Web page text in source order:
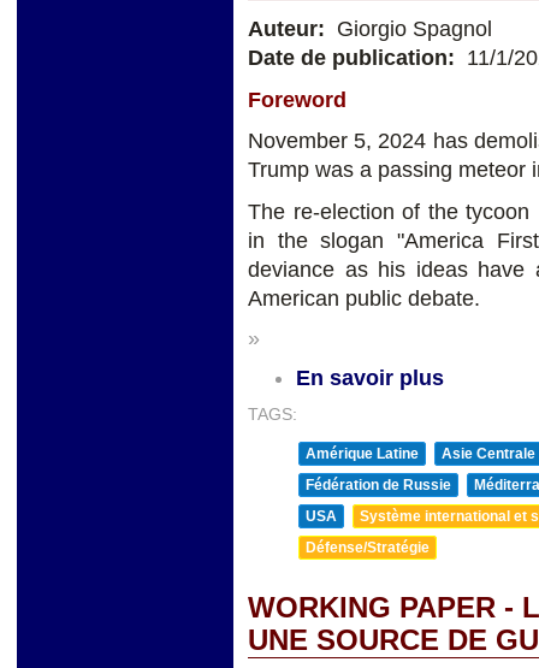
Auteur: Giorgio Spagnol
Date de publication: 11/1/
Foreword
November 5, 2024 has
Trump was a passing meteor
The re-election of the
in the slogan "America
deviance as his ideas have
American public debate.
»
En savoir plus
TAGS:
Amérique Latine
Asie Centrale
Fédération de Russie
USA
Système international et
Défense/Stratégie
WORKING PAPER -
UNE SOURCE DE